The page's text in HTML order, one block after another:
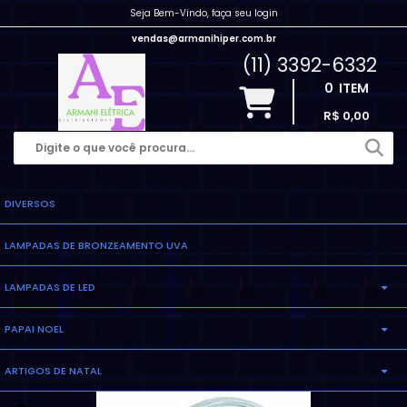
Seja Bem-Vindo, faça seu login
vendas@armanihiper.com.br
(11) 3392-6332
0 ITEM
R$ 0,00
DIVERSOS
LAMPADAS DE BRONZEAMENTO UVA
LAMPADAS DE LED
LAMPADA ELETRONICA
LAMPADA MILHO
PAPAI NOEL
INFLAVEL
ARTIGOS DE NATAL